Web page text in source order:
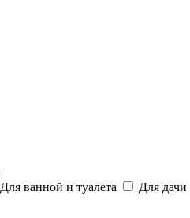
Для ванной и туалета Для дачи